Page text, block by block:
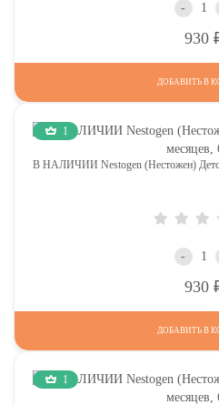
-
930
ДОБАВИТЬ В
1
В НАЛИЧИИ Nestogen (Нестожен)
-
930
ДОБАВИТЬ В
1